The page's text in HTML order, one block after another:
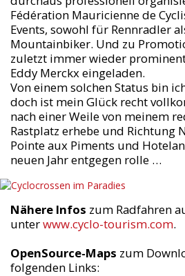
Fédération Mauricienne de
Events, sowohl für Rennradler
Mountainbiker. Und zu
zuletzt immer wieder
Eddy Merckx eingeladen.
Von einem solchen Status bin
doch ist mein Glück recht
nach einer Weile von meinem
Rastplatz erhebe und Richtung
Pointe aux Piments und
neuen Jahr entgegen rolle …
Nähere Infos zum Radfahren
unterwww.cyclo-tourism.com.
OpenSource-Maps zum
folgenden Links: